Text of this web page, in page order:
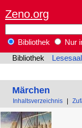
Zeno.org
Bibliothek
Nur
Bibliothek
Lesesaal
Märchen
Inhaltsverzeichnis